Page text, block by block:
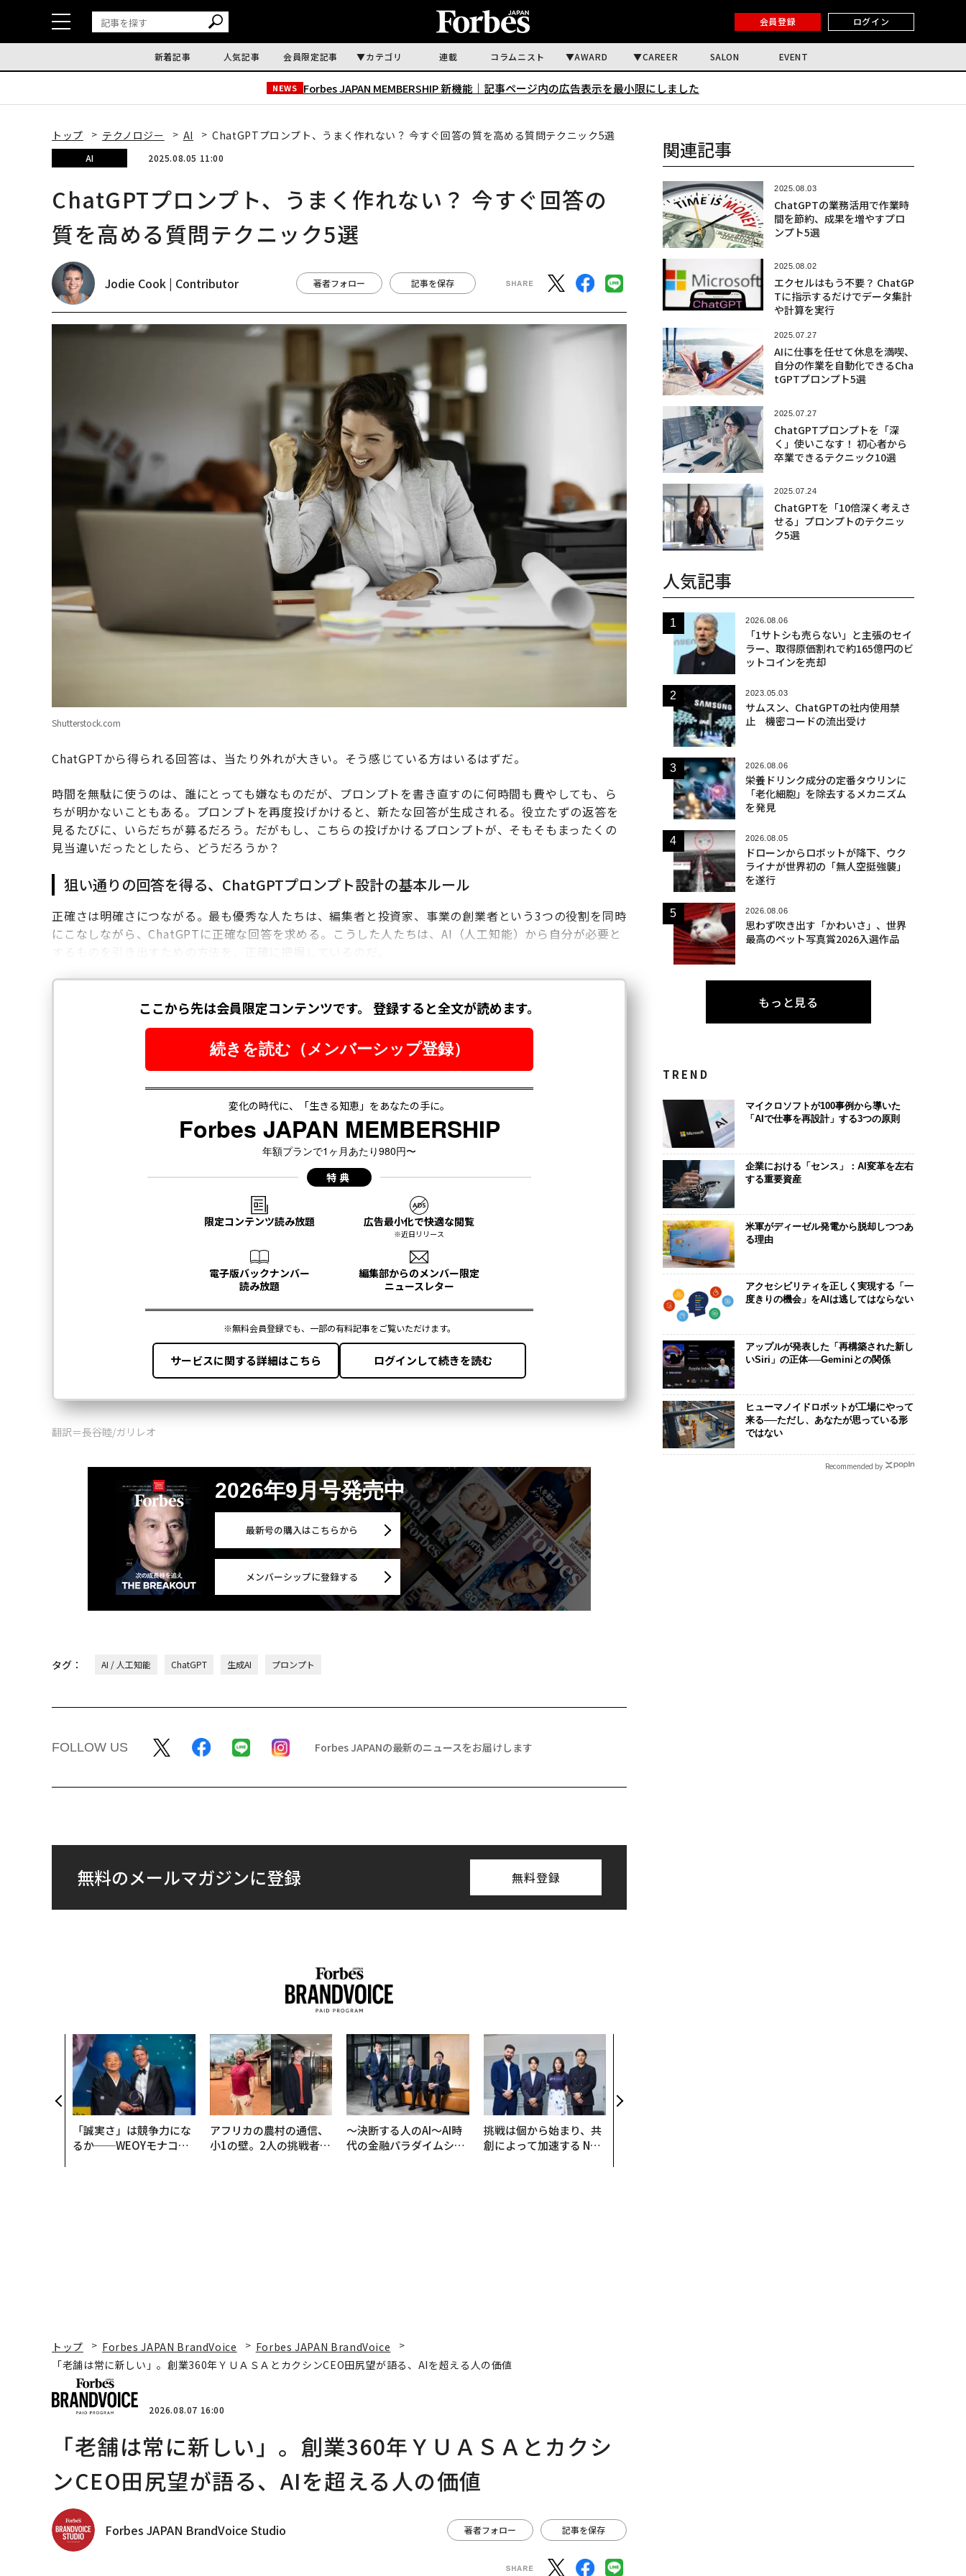
会員登録 ログイン
新着記事 人気記事 会員限定記事 カテゴリ 連載 コラムニスト AWARD CAREER SALON EVENT
NEWS Forbes JAPAN MEMBERSHIP 新機能｜ 記事ページ内の広告表示を最小限にしました
トップ テクノロジー AI ChatGPTプロンプト、うまく作れない？ 今すぐ回答の質を高める質問テクニック5選
AI 2025.08.05 11:00
ChatGPTプロンプト、うまく作れない？ 今すぐ回答の
質を高める質問テクニック5選
Jodie Cook | Contributor 著者フォロー 記事を保存
Shutterstock.com
ChatGPTから得られる回答は、当たり外れが大きい。そう感じている方はいるはずだ。
時間を無駄に使うのは、誰にとっても嫌なものだが、プロンプトを書き直すのに何時間も費やしても、ら
ちが明かないこともある。プロンプトを再度投げかけると、新たな回答が生成される。役立たずの返答を
見るたびに、いらだちが募るだろう。だがもし、こちらの投げかけるプロンプトが、そもそもまったくの
見当違いだったとしたら、どうだろうか？
狙い通りの回答を得る、ChatGPTプロンプト設計の基本ルール
正確さは明確さにつながる。最も優秀な人たちは、編集者と投資家、事業の創業者という3つの役割を同時
にこなしながら、ChatGPTに正確な回答を求める。こうした人たちは、AI（人工知能）から自分が必要と
翻訳＝長谷睦/ガリレオ
2026年9月号発売中
最新号の購入はこちらから
メンバーシップに登録する
タグ： AI / 人工知能 ChatGPT 生成AI プロンプト
FOLLOW US Forbes JAPANの最新のニュースをお届けします
無料のメールマガジンに登録 無料登録
「誠実さ」は競争力にな
るか──WEOYモナコで
アフリカの農村の通信、
小1の壁。2人の挑戦者が
〜決断する人のAI〜AI時
代の金融パラダイムシフ
挑戦は個から始まり、共
創によって加速する NOR
る1日│CAREER SUMMI
関連記事
2025.08.03
ChatGPTの業務活用で作業時
間を節約、成果を増やすプロ
ンプト5選
2025.08.02
エクセルはもう不要？ ChatGP
Tに指示するだけでデータ集計
や計算を実行
2025.07.27
AIに仕事を任せて休息を満喫、
自分の作業を自動化できるCha
tGPTプロンプト5選
2025.07.27
ChatGPTプロンプトを「深
く」使いこなす！ 初心者から
卒業できるテクニック10選
2025.07.24
ChatGPTを「10倍深く考えさ
せる」プロンプトのテクニッ
ク5選
人気記事
2026.08.06
「1サトシも売らない」と主張のセイ
ラー、取得原価割れで約165億円のビ
ットコインを売却
2023.05.03
サムスン、ChatGPTの社内使用禁
止 機密コードの流出受け
2026.08.06
栄養ドリンク成分の定番タウリンに
「老化細胞」を除去するメカニズム
を発見
2026.08.05
ドローンからロボットが降下、ウク
ライナが世界初の「無人空挺強襲」
を遂行
2026.08.06
思わず吹き出す「かわいさ」、世界
最高のペット写真賞2026入選作品
もっと見る
TREND
マイクロソフトが100事例から導いた
「AIで仕事を再設計」する3つの原則
企業における「センス」：AI変革を左右
する重要資産
米軍がディーゼル発電から脱却しつつあ
る理由
アクセシビリティを正しく実現する「一
度きりの機会」をAIは逃してはならない
アップルが発表した「再構築された新し
いSiri」の正体──Geminiとの関係
ヒューマノイドロボットが工場にやって
来る──ただし、あなたが思っている形
ではない
Recommended by
トップ Forbes JAPAN BrandVoice
Forbes JAPAN BrandVoice
「老舗は常に新しい」。創業360年ＹＵＡＳＡとカクシンCEO田尻望が語る、AIを超える人の価値
2026.08.07 16:00
「老舗は常に新しい」。創業360年ＹＵＡＳＡとカクシ
ンCEO田尻望が語る、AIを超える人の価値
Forbes JAPAN BrandVoice Studio 著者フォロー 記事を保存